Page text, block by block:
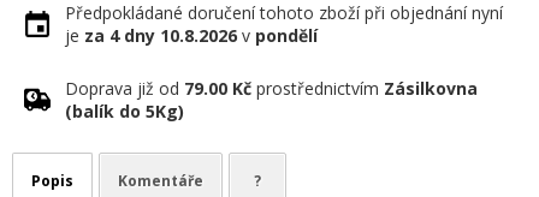
Předpokládané doručení tohoto zboží při objednání nyní
je za 4 dny 10.8.2026 v pondělí
Doprava již od 79.00 Kč prostřednictvím Zásilkovna
(balík do 5Kg)
Popis Komentáře ?